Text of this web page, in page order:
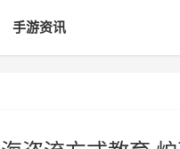
手游资讯